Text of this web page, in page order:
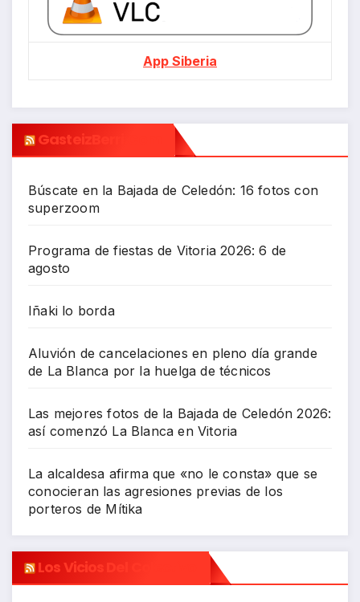
App Siberia
GasteizBerri.com
Búscate en la Bajada de Celedón: 16 fotos con
superzoom
Programa de fiestas de Vitoria 2026: 6 de
agosto
Iñaki lo borda
Aluvión de cancelaciones en pleno día grande
de La Blanca por la huelga de técnicos
Las mejores fotos de la Bajada de Celedón 2026:
así comenzó La Blanca en Vitoria
La alcaldesa afirma que «no le consta» que se
conocieran las agresiones previas de los
porteros de Mítika
Los Vicios Del Colectivo